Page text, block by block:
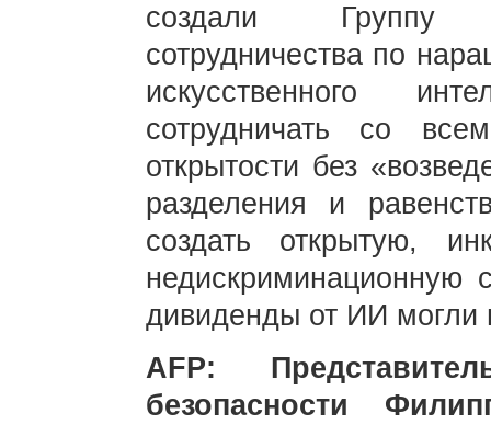
создали Группу
сотрудничества по
искусственного
сотрудничать со
открытости без
разделения и
создать открытую,
недискриминационную
дивиденды от ИИ могли
AFP:
безопасности